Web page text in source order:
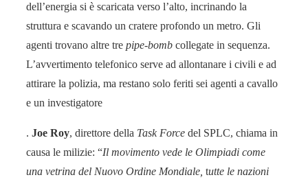
dell’energia si è scaricata verso l’alto, incrinando la
struttura e scavando un cratere profondo un metro. Gli
agenti trovano altre tre pipe-bomb collegate in sequenza.
L’avvertimento telefonico serve ad allontanare i civili e ad
attirare la polizia, ma restano solo feriti sei agenti a cavallo
e un investigatore
. Joe Roy, direttore della Task Force del SPLC, chiama in
causa le milizie: “Il movimento vede le Olimpiadi come
una vetrina del Nuovo Ordine Mondiale, tutte le nazioni